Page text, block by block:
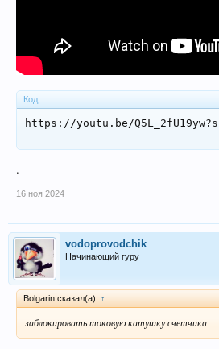
Код:
https://youtu.be/
.
16 ноя 2024
vodoprovodchik
Начинающий гуру
Bolgarin сказал(а): ↑
заблокировать токовую катушку счетчика